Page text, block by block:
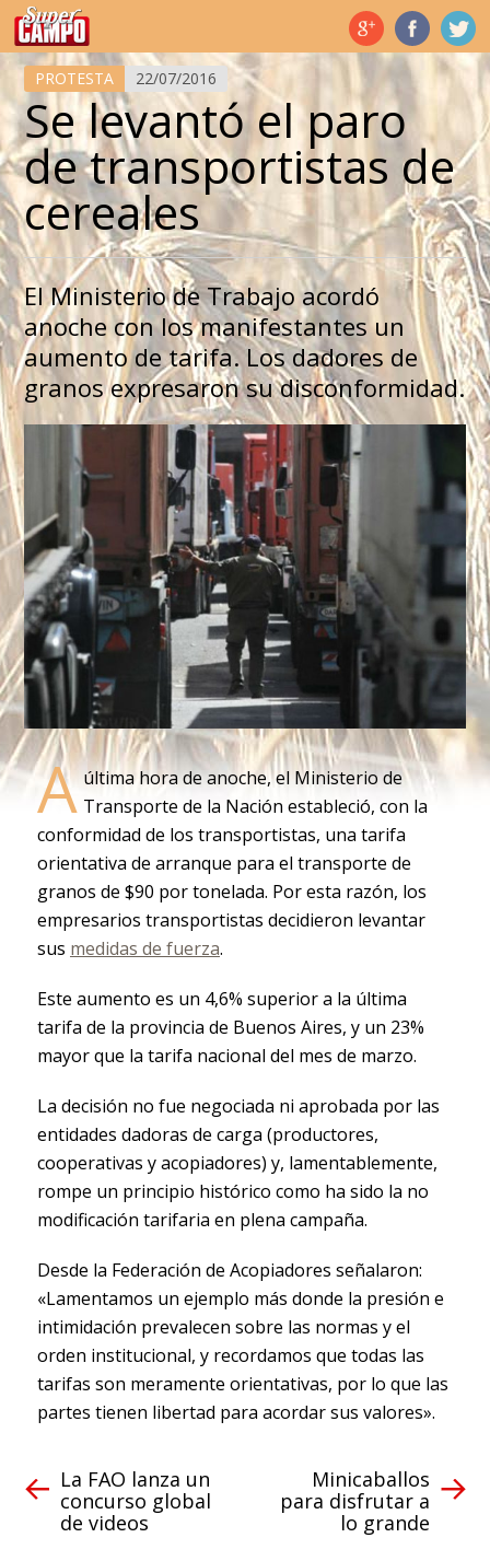
Temas de hoy
PROTESTA 22/07/2016
Se levantó el paro
de transportistas de
cereales
El Ministerio de Trabajo acordó
anoche con los manifestantes un
aumento de tarifa. Los dadores de
granos expresaron su disconformidad.
A última hora de anoche, el Ministerio de
Transporte de la Nación estableció, con la
conformidad de los transportistas, una tarifa
orientativa de arranque para el transporte de
granos de $90 por tonelada. Por esta razón, los
empresarios transportistas decidieron levantar
sus medidas de fuerza.
Este aumento es un 4,6% superior a la última
tarifa de la provincia de Buenos Aires, y un 23%
mayor que la tarifa nacional del mes de marzo.
La decisión no fue negociada ni aprobada por las
entidades dadoras de carga (productores,
cooperativas y acopiadores) y, lamentablemente,
rompe un principio histórico como ha sido la no
modificación tarifaria en plena campaña.
Desde la Federación de Acopiadores señalaron:
«Lamentamos un ejemplo más donde la presión e
intimidación prevalecen sobre las normas y el
orden institucional, y recordamos que todas las
tarifas son meramente orientativas, por lo que las
partes tienen libertad para acordar sus valores».
La FAO lanza un
concurso global
de videos
Minicaballos
para disfrutar a
lo grande